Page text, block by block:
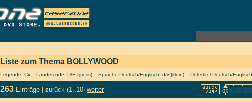
Liste zum Thema BOLLYWOOD
Legende: Cx = Ländercode, D/E (gross) = Sprache Deutsch/Englisch, d/e (klein) = Untertitel Deutsch/Englisch
263 Einträge | zurück (1..10) weiter